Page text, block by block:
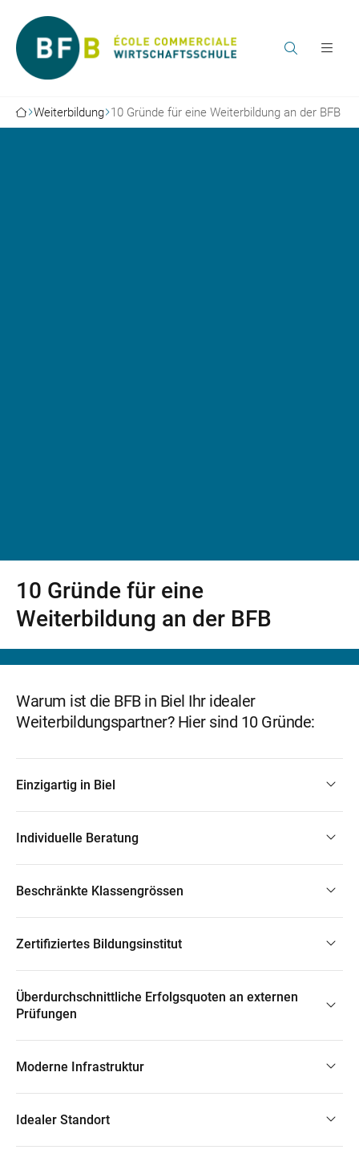
Weiterbildung 10 Gründe für eine Weiterbildung an der BFB
10 Gründe für eine
Weiterbildung an der BFB
Warum ist die BFB in Biel Ihr idealer
Weiterbildungspartner? Hier sind 10 Gründe:
Einzigartig in Biel
Individuelle Beratung
Beschränkte Klassengrössen
Zertifiziertes Bildungsinstitut
Überdurchschnittliche Erfolgsquoten an externen
Prüfungen
Moderne Infrastruktur
Idealer Standort